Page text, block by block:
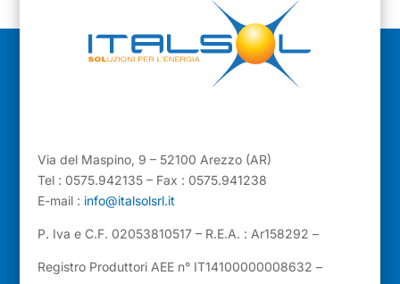
Via del Maspino, 9 – 52100 Arezzo (AR)
Tel : 0575.942135 – Fax : 0575.941238
E-mail : info@italsolsrl.it
P. Iva e C.F. 02053810517 – R.E.A. : Ar158292 –
Registro Produttori AEE n° IT14100000008632 –